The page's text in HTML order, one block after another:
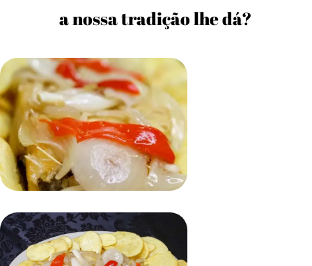
a nossa tradição lhe dá?